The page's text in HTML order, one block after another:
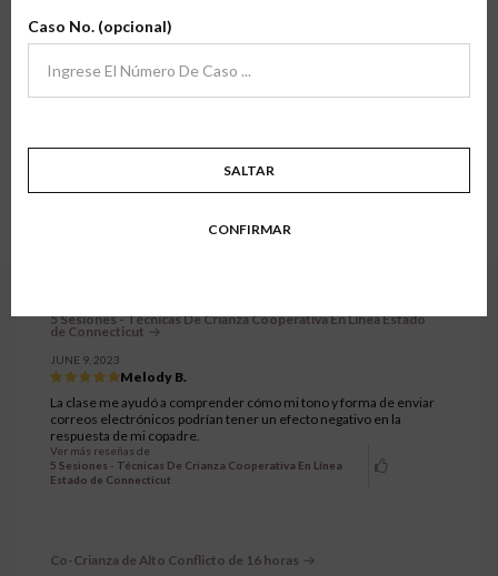
Aquí encontrará testimonios de familias que han tomado una de nuestras
1 … 226 227 228 229 230
…
245
5 Sesiones - Técnicas De Crianza Cooperativa En Línea Estado
de Connecticut
JUNE 9, 2023
Melody B.
La clase me ayudó a comprender cómo mi tono y forma de enviar
correos electrónicos podrían tener un efecto negativo en la
respuesta de mi copadre.
Ver más reseñas de
5 Sesiones - Técnicas De Crianza Cooperativa En Línea
Estado de Connecticut
Co-Crianza de Alto Conflicto de 16 horas
Caso No. (opcional)
SALTAR
CONFIRMAR